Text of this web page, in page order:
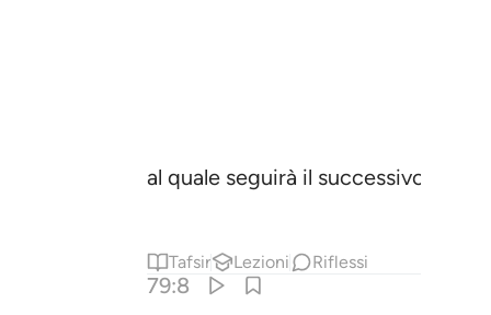
al quale seguirà il successivo
Tafsir Lezioni Riflessi
79:8